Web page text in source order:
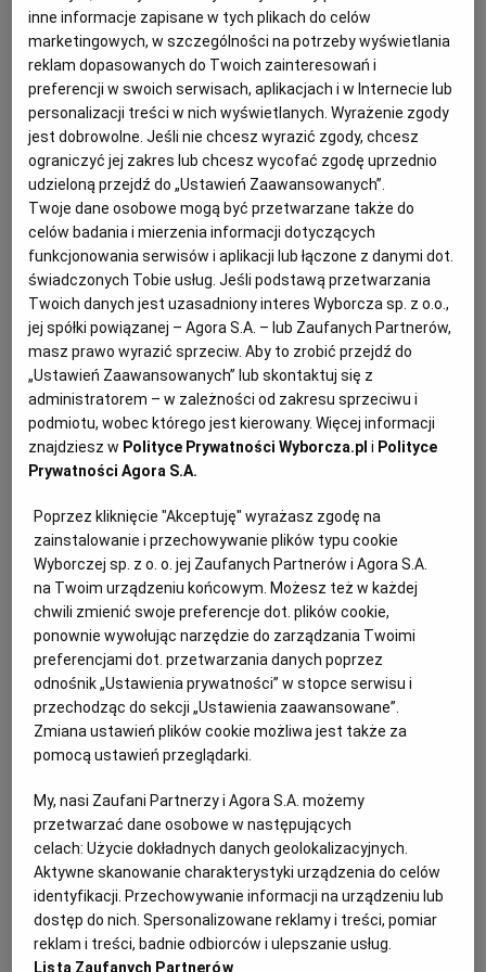
DOMOWE PRZETWORY
SOST, DIPY I INNE DODATKI
KUCHNIA MEKSYKAŃSKA
KUCHNIA INDYJSKA
KUCHNIA HISZPAŃSKA
KUCHNIA NIEMIECKA
GLIWICE
GORZÓW WIELKOPOLSKI
KALISZ
KATOWICE
KIELCE
KOSZALIN
KRAKÓW
ŁÓDŹ
OLSZTYN
OPOLE
PŁOCK
POZNAŃ
RADOM
RYBNIK
WYBORCZA TV I VOD
TYLKO ZDROWIE
KSIĄŻKI. MAGAZYN DO CZYTANIA
NASZA EUROPA
SŁÓWKA. MAGAZYN O JĘZYKU
BIQDATA
JUTRONAUCI
ARCHIWUM
INNE SERWISY
GAZETA.PL
TOK FM
SPORT.PL
KULTURALNYSKLEP.PL
DZIECKO
ZDROWIE
POGODA
PODRÓŻE
WIDEO
FORUM
Dla 4 osób
Przygotowanie: ok. 45 minut
Krem pietruszkowo-gruszkowy – składniki:
5 pietruszek
gruszka
cebula
kawałek pora (biała część)
łyżka masła
łyżka oliwy z oliwek
łyżeczka gałki muszkatołowej
1/2 łyżeczki kurkumy
1/2łyżeczki chilli
inne informacje zapisane w tych plikach do celów
marketingowych, w szczególności na potrzeby wyświetlania
reklam dopasowanych do Twoich zainteresowań i
preferencji w swoich serwisach, aplikacjach i w Internecie lub
personalizacji treści w nich wyświetlanych. Wyrażenie zgody
jest dobrowolne. Jeśli nie chcesz wyrazić zgody, chcesz
ograniczyć jej zakres lub chcesz wycofać zgodę uprzednio
udzieloną przejdź do „Ustawień Zaawansowanych”.
Twoje dane osobowe mogą być przetwarzane także do
celów badania i mierzenia informacji dotyczących
funkcjonowania serwisów i aplikacji lub łączone z danymi dot.
świadczonych Tobie usług. Jeśli podstawą przetwarzania
Twoich danych jest uzasadniony interes Wyborcza sp. z o.o.,
jej spółki powiązanej – Agora S.A. – lub Zaufanych Partnerów,
masz prawo wyrazić sprzeciw. Aby to zrobić przejdź do
„Ustawień Zaawansowanych” lub skontaktuj się z
administratorem – w zależności od zakresu sprzeciwu i
podmiotu, wobec którego jest kierowany. Więcej informacji
znajdziesz w Polityce Prywatności Wyborcza.pl i Polityce
Prywatności Agora S.A.
Poprzez kliknięcie "Akceptuję" wyrażasz zgodę na
zainstalowanie i przechowywanie plików typu cookie
Wyborczej sp. z o. o. jej Zaufanych Partnerów i Agora S.A.
na Twoim urządzeniu końcowym. Możesz też w każdej
chwili zmienić swoje preferencje dot. plików cookie,
ponownie wywołując narzędzie do zarządzania Twoimi
preferencjami dot. przetwarzania danych poprzez
odnośnik „Ustawienia prywatności” w stopce serwisu i
przechodząc do sekcji „Ustawienia zaawansowane”.
Zmiana ustawień plików cookie możliwa jest także za
pomocą ustawień przeglądarki.
My, nasi Zaufani Partnerzy i Agora S.A. możemy
przetwarzać dane osobowe w następujących
celach:Użycie dokładnych danych geolokalizacyjnych.
Aktywne skanowanie charakterystyki urządzenia do celów
identyfikacji. Przechowywanie informacji na urządzeniu lub
dostęp do nich. Spersonalizowane reklamy i treści, pomiar
reklam i treści, badnie odbiorców i ulepszanie usług.
Lista Zaufanych Partnerów